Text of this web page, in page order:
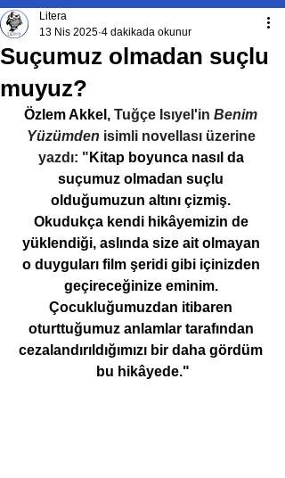
Suçumuz olmadan suçlu
muyuz?
Litera
13 Nis 2025 4 dakikada okunur
Özlem Akkel, Tuğçe Isıyel'in Benim
Yüzümden isimli novellası üzerine
yazdı: " Kitap boyunca nasıl da
suçumuz olmadan suçlu
olduğumuzun altını çizmiş.
Okudukça kendi hikâyemizin de
yüklendiği, aslında size ait olmayan
o duyguları film şeridi gibi içinizden
geçireceğinize eminim.
Çocukluğumuzdan itibaren
oturttuğumuz anlamlar tarafından
cezalandırıldığımızı bir daha gördüm
bu hikâyede."